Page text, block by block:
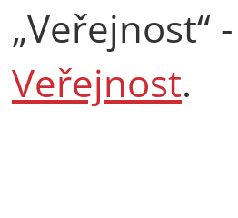
„Veřejnost“
Veřejnost.